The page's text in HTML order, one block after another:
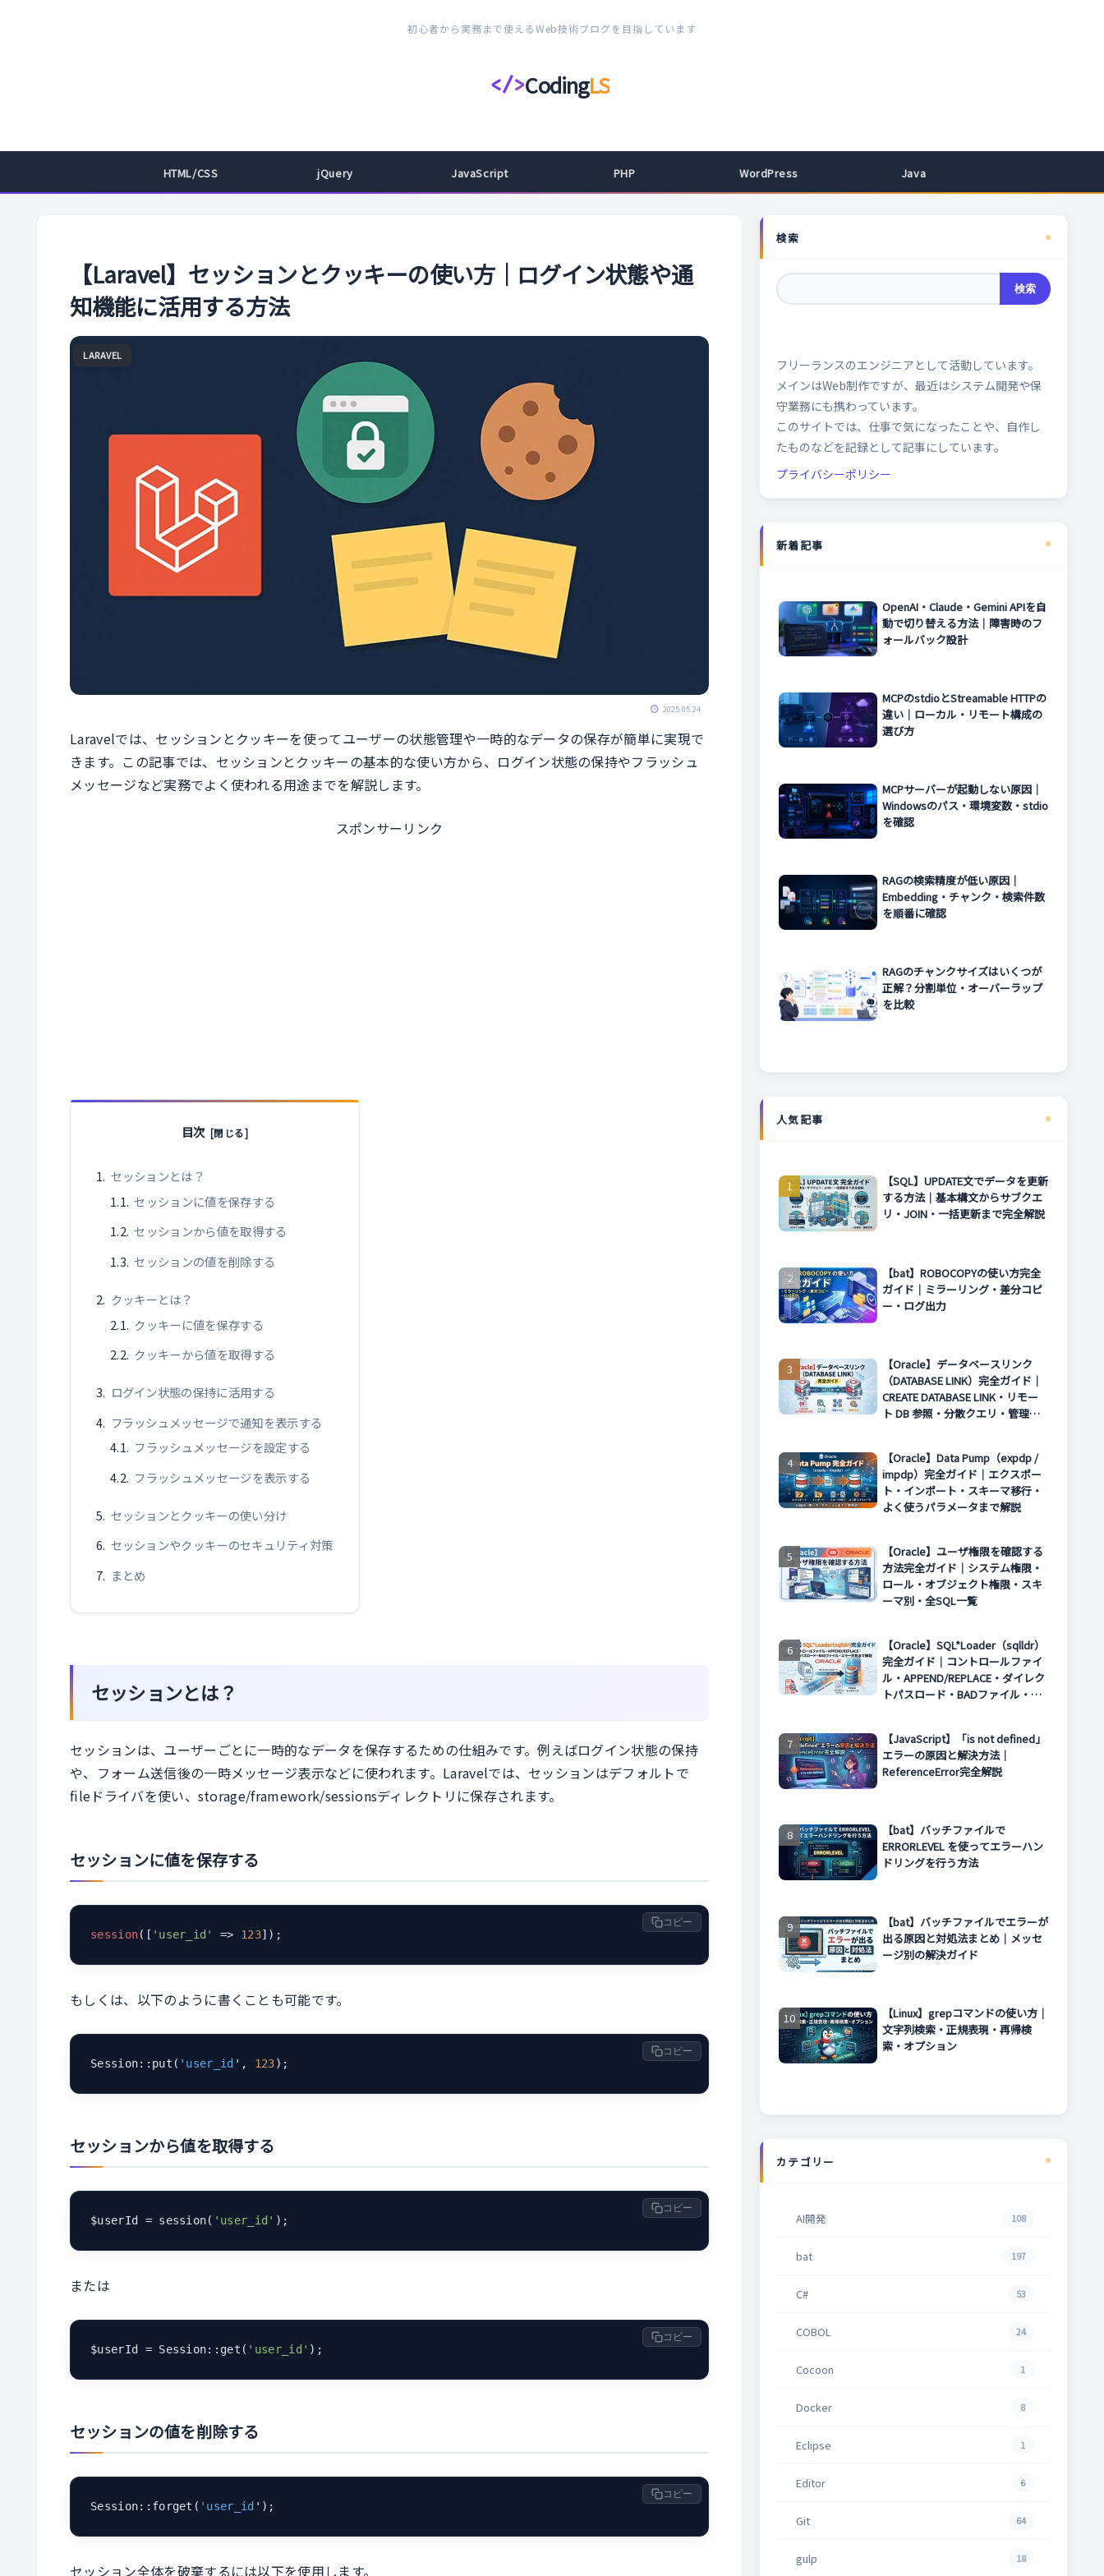
初心者から実務まで使えるWeb技術ブログを目指しています
</>CodingLS
コ
ィ
フ
HTML/CSS jQuery JavaScript PHP WordPress Java
【Laravel】セッションとクッキーの使い方｜ログイン状態や通
知機能に活用する方法
LARAVEL
2025.05.24
Laravelでは、セッションとクッキーを使ってユーザーの状態管理や一時的なデータの保存が簡単に実現で
きます。この記事では、セッションとクッキーの基本的な使い方から、ログイン状態の保持やフラッシュ
メッセージなど実務でよく使われる用途までを解説します。
スポンサーリンク
目次
セッションとは？
セッションに値を保存する
セッションから値を取得する
セッションの値を削除する
クッキーとは？
クッキーに値を保存する
クッキーから値を取得する
ログイン状態の保持に活用する
フラッシュメッセージで通知を表示する
フラッシュメッセージを設定する
フラッシュメッセージを表示する
セッションとクッキーの使い分け
セッションやクッキーのセキュリティ対策
まとめ
セッションとは？
セッションは、ユーザーごとに一時的なデータを保存するための仕組みです。例えばログイン状態の保持
や、フォーム送信後の一時メッセージ表示などに使われます。Laravelでは、セッションはデフォルトで
fileドライバを使い、storage/framework/sessionsディレクトリに保存されます。
セッションに値を保存する
session([ 'user_id' => 123]);
コピー
もしくは、以下のように書くことも可能です。
Session::put( 'user_id ', 123);
コピー
セッションから値を取得する
$userId = session( 'user_id' );
コピー
または
$userId = Session::get( 'user_id' );
コピー
セッションの値を削除する
Session::forget( 'user_id ');
コピー
セッション全体を破棄するには以下を使用します。
検索
検索
フリーランスのエンジニアとして活動しています。
メインはWeb制作ですが、最近はシステム開発や保
守業務にも携わっています。
このサイトでは、仕事で気になったことや、自作し
たものなどを記録として記事にしています。
プライバシーポリシー
新着記事
OpenAI・Claude・Gemini APIを自
動で切り替える方法｜障害時のフ
ォールバック設計
MCPのstdioとStreamable HTTPの
違い｜ローカル・リモート構成の
選び方
MCPサーバーが起動しない原因｜
Windowsのパス・環境変数・stdio
を確認
RAGの検索精度が低い原因｜
Embedding・チャンク・検索件数
を順番に確認
RAGのチャンクサイズはいくつが
正解？分割単位・オーバーラップ
を比較
人気記事
【SQL】UPDATE文でデータを更新
する方法｜基本構文からサブクエ
リ・JOIN・一括更新まで完全解説
【bat】ROBOCOPYの使い方完全
ガイド｜ミラーリング・差分コピ
ー・ログ出力
【Oracle】データベースリンク
（DATABASE LINK）完全ガイド｜
CREATE DATABASE LINK・リモー
ト DB 参照・分散クエリ・管理方
【Oracle】Data Pump（expdp /
impdp）完全ガイド｜エクスポー
ト・インポート・スキーマ移行・
よく使うパラメータまで解説
【Oracle】ユーザ権限を確認する
方法完全ガイド｜システム権限・
ロール・オブジェクト権限・スキ
ーマ別・全SQL一覧
【Oracle】SQL*Loader（sqlldr）
完全ガイド｜コントロールファイ
ル・APPEND/REPLACE・ダイレク
トパスロード・BADファイル・エ
【JavaScript】「is not defined」
エラーの原因と解決方法｜
ReferenceError完全解説
【bat】バッチファイルで
ERRORLEVEL を使ってエラーハン
ドリングを行う方法
【bat】バッチファイルでエラーが
出る原因と対処法まとめ｜メッセ
ージ別の解決ガイド
【Linux】grepコマンドの使い方｜
文字列検索・正規表現・再帰検
索・オプション
カテゴリー
AI開発 108
bat 197
C# 53
COBOL 24
Cocoon 1
Docker 8
Eclipse 1
Editor 6
Git 64
gulp 18